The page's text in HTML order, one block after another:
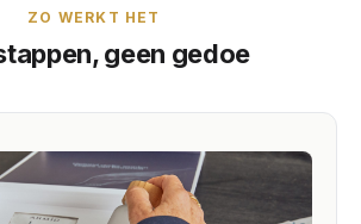
ZO WERKT HET
geen gedoe